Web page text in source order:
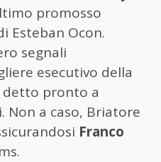
promosso
Esteban Ocon.
segnali
esecutivo della
detto pronto a
Non a caso, Briatore
Franco